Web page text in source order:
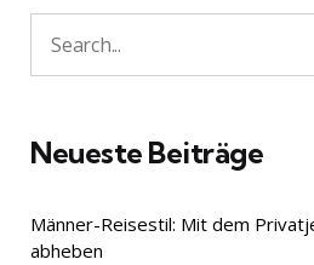
Search
for:
Neueste Beiträge
Männer-Reisestil: Mit dem
abheben